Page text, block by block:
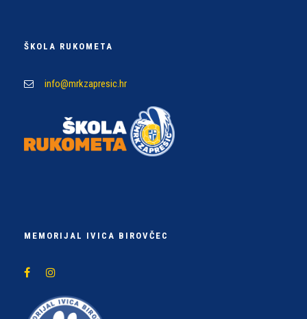
ŠKOLA RUKOMETA
info@mrkzapresic.hr
MEMORIJAL IVICA BIROVČEC